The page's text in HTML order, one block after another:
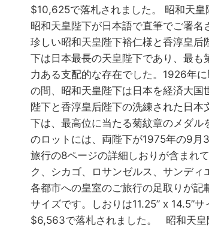
$10,625で落札されました。 昭和天
昭和天皇陛下が日本語で直筆でご署
珍しい昭和天皇陛下裕仁様と香淳皇
下は日本最長の天皇陛下であり、最
力ある支配的な存在でした。1926年
の間、昭和天皇陛下は日本を経済大
陛下と香淳皇后陛下の洗練された日
下は、最高位に当たる菊紋章のメダル
のロットには、両陛下が1975年の9月
旅行の8ページの詳細しおりが含まれ
ク、シカゴ、ロサンゼルス、サンデ
各都市への皇室のご旅行の足取りが
サイズです。しおりは11.25” x 14.5”
$6,563で落札されました。 昭和天皇